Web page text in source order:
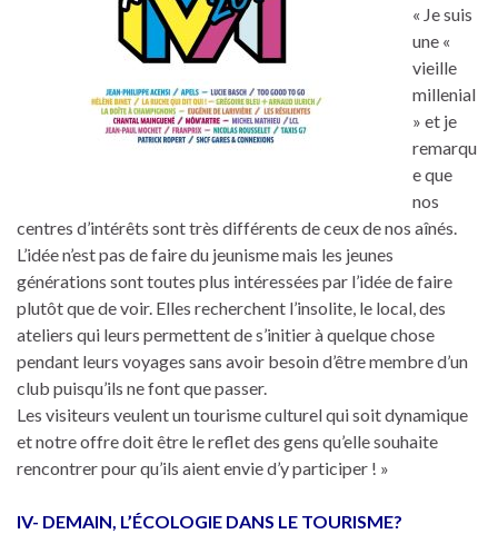
« Je suis
une «
vieille
millenial
» et je
remarqu
e que
nos
centres d’intérêts sont très différents de ceux de nos aînés.
L’idée n’est pas de faire du jeunisme mais les jeunes
générations sont toutes plus intéressées par l’idée de faire
plutôt que de voir. Elles recherchent l’insolite, le local, des
ateliers qui leurs permettent de s’initier à quelque chose
pendant leurs voyages sans avoir besoin d’être membre d’un
club puisqu’ils ne font que passer.
Les visiteurs veulent un tourisme culturel qui soit dynamique
et notre offre doit être le reflet des gens qu’elle souhaite
rencontrer pour qu’ils aient envie d’y participer ! »
IV- DEMAIN, L’ÉCOLOGIE DANS LE TOURISME?